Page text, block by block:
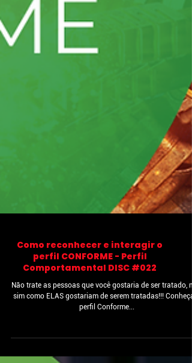
Como reconhecer e interagir o
Comportamental DISC #022
Não trate as pessoas que você gostaria de ser tratado,